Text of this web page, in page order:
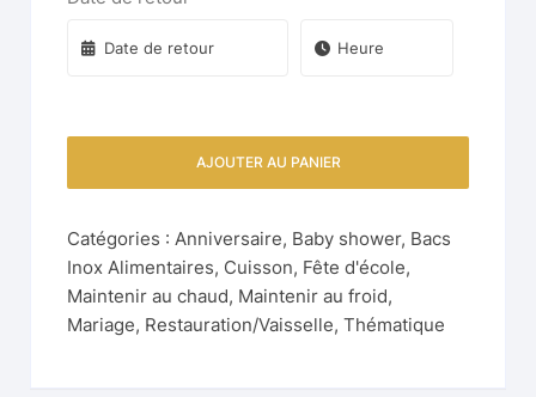
AJOUTER AU PANIER
Catégories : Anniversaire, Baby shower, Bacs
Inox Alimentaires, Cuisson, Fête d'école,
Maintenir au chaud, Maintenir au froid,
Mariage, Restauration/Vaisselle, Thématique